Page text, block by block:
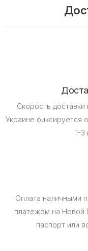
Скорость
Украине
1-3
Оплата наличными
платежом на Новой
паспорт или